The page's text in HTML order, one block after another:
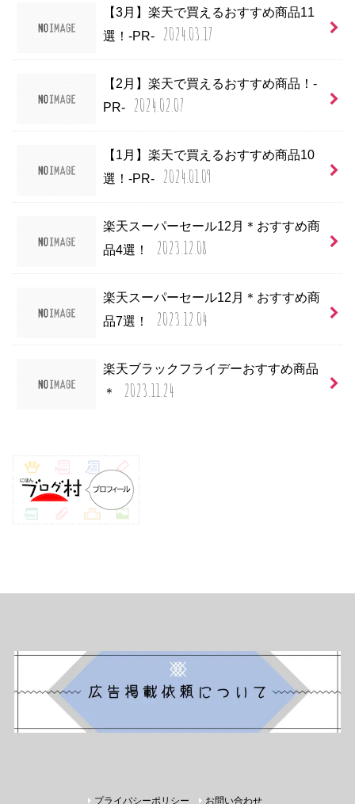
【3月】楽天で買えるおすすめ商品11
選！-PR-
2024.03.17
【2月】楽天で買えるおすすめ商品！-
PR-
2024.02.07
【1月】楽天で買えるおすすめ商品10
選！-PR-
2024.01.09
楽天スーパーセール12月＊おすすめ商
品4選！
2023.12.08
楽天スーパーセール12月＊おすすめ商
品7選！
2023.12.04
楽天ブラックフライデーおすすめ商品
＊
2023.11.24
プライバシーポリシー お問い合わせ